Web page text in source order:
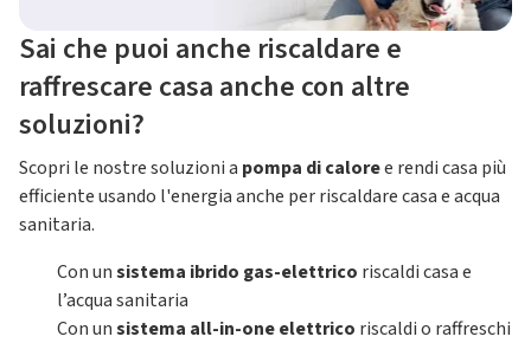
Sai che puoi anche riscaldare e
raffrescare casa anche con altre
soluzioni?
Scopri le nostre soluzioni a pompa di caloree rendi casa più
efficiente usando l'energia anche per riscaldare casa e acqua
sanitaria.
Con unsistema ibrido gas-elettrico riscaldi casa e
l’acqua sanitaria
Con unsistema all-in-one elettrico riscaldi o raffreschi